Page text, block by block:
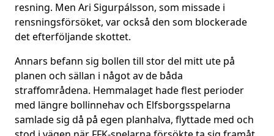
resning. Men Ari Sigurpálsson, som missade i
rensningsförsöket, var också den som blockerade
det efterföljande skottet.
Annars befann sig bollen till stor del mitt ute på
planen och sällan i något av de båda
straffområdena. Hemmalaget hade flest perioder
med längre bollinnehav och Elfsborgsspelarna
samlade sig då på egen planhalva, flyttade med och